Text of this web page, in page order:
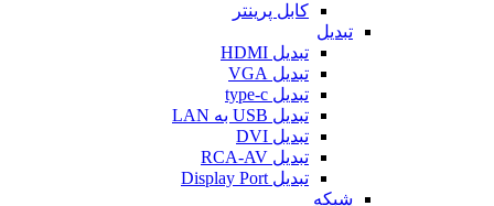
کابل پرینتر
تبدیل
تبدیل HDMI
تبدیل VGA
تبدیل type-c
تبدیل USB به LAN
تبدیل DVI
تبدیل RCA-AV
تبدیل Display Port
شبکه